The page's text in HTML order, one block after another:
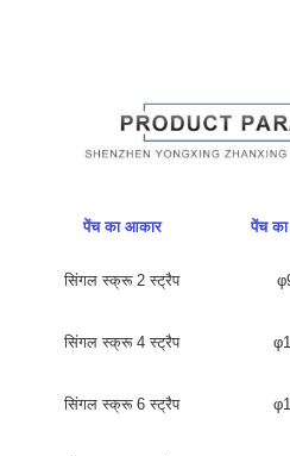
पेंच का आकार पेंच
सिंगल स्क्रू 2 स्ट्रैप
सिंगल स्क्रू 4 स्ट्रैप
सिंगल स्क्रू 6 स्ट्रैप